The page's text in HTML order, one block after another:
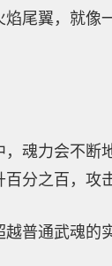
尾翼，就像
魂力会不断
分之百，攻
普通武魂的